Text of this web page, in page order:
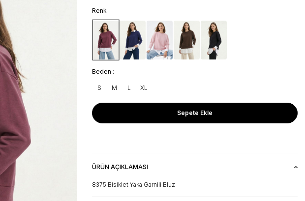
Renk
Beden :
S M L XL
Sepete Ekle
ÜRÜN AÇIKLAMASI
8375 Bisiklet Yaka Garnili Bluz